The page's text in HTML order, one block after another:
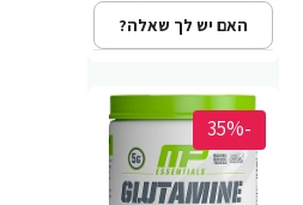
האם יש לך שאלה?
-35%